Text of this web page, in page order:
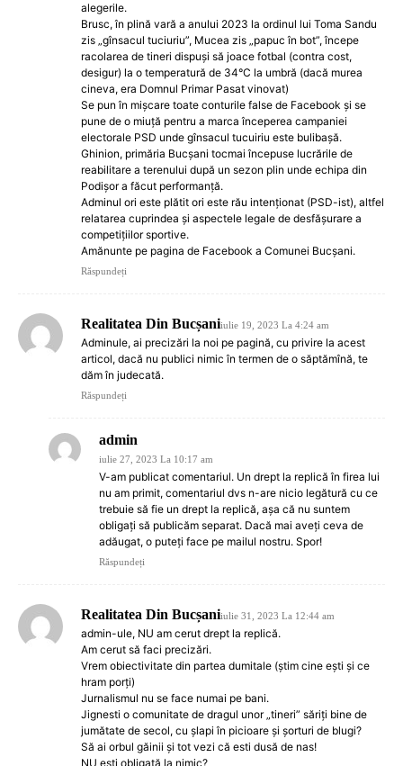
alegerile.
Brusc, în plină vară a anului 2023 la ordinul lui Toma Sandu
zis „gînsacul tuciuriu”, Mucea zis „papuc în bot”, începe
racolarea de tineri dispuși să joace fotbal (contra cost,
desigur) la o temperatură de 34°C la umbră (dacă murea
cineva, era Domnul Primar Pasat vinovat)
Se pun în mișcare toate conturile false de Facebook și se
pune de o miuță pentru a marca începerea campaniei
electorale PSD unde gînsacul tucuiriu este bulibașă.
Ghinion, primăria Bucșani tocmai începuse lucrările de
reabilitare a terenului după un sezon plin unde echipa din
Podișor a făcut performanță.
Adminul ori este plătit ori este rău intenționat (PSD-ist), altfel
relatarea cuprindea și aspectele legale de desfășurare a
competițiilor sportive.
Amănunte pe pagina de Facebook a Comunei Bucșani.
Răspundeți
Realitatea Din Bucșaniiulie 19, 2023 La 4:24 am
Adminule, ai precizări la noi pe pagină, cu privire la acest
articol, dacă nu publici nimic în termen de o săptămînă, te
dăm în judecată.
Răspundeți
admin
iulie 27, 2023 La 10:17 am
V-am publicat comentariul. Un drept la replică în firea lui
nu am primit, comentariul dvs n-are nicio legătură cu ce
trebuie să fie un drept la replică, aşa că nu suntem
obligaţi să publicăm separat. Dacă mai aveţi ceva de
adăugat, o puteţi face pe mailul nostru. Spor!
Răspundeți
Realitatea Din Bucșaniiulie 31, 2023 La 12:44 am
admin-ule, NU am cerut drept la replică.
Am cerut să faci precizări.
Vrem obiectivitate din partea dumitale (știm cine ești și ce
hram porți)
Jurnalismul nu se face numai pe bani.
Jignesti o comunitate de dragul unor „tineri” săriți bine de
jumătate de secol, cu șlapi în picioare și șorturi de blugi?
Să ai orbul găinii și tot vezi că esti dusă de nas!
NU esti obligată la nimic?